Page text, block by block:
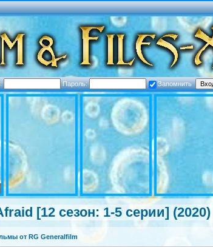
Пароль: Запомнить
[12 сезон: 1-5 серии]
от RG Generalfilm